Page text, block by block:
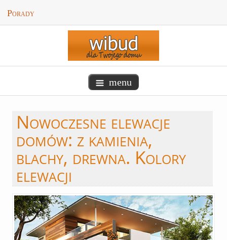
Porady
menu
Nowoczesne elewacje
domów: z kamienia,
blachy, drewna. Kolory
elewacji